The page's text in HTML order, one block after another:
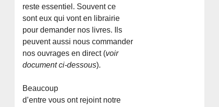
reste essentiel. Souvent ce
sont eux qui vont en librairie
pour demander nos livres. Ils
peuvent aussi nous commander
nos ouvrages en direct (voir
document ci-dessous).
Beaucoup
d’entre vous ont rejoint notre